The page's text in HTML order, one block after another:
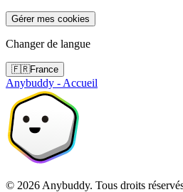
Gérer mes cookies
Changer de langue
🇫🇷France
Anybuddy - Accueil
© 2026 Anybuddy. Tous droits